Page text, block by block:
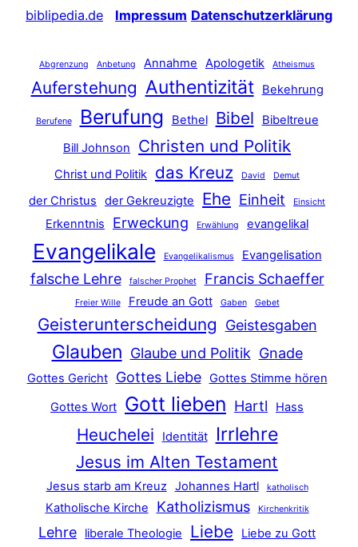
biblipedia.de Impressum Datenschutzerklärung
Abgrenzung Anbetung Annahme Apologetik Atheismus
Auferstehung Authentizität Bekehrung
Berufene Berufung Bethel Bibel
Bibeltreue
Bill Johnson
Christen und Politik
Christ und Politik das Kreuz David Demut
der Christus der Gekreuzigte Ehe Einheit Einsicht
Erkenntnis Erweckung Erwählung evangelikal
Evangelikale Evangelikalismus Evangelisation
falsche Lehre falscher Prophet Francis Schaeffer
Freier Wille Freude an Gott Gaben Gebet
Geisterunterscheidung Geistesgaben
Glauben Glaube und Politik Gnade
Gottes Gericht Gottes Liebe Gottes Stimme hören
Gottes Wort
Gott lieben Hartl Hass
Heuchelei Identität Irrlehre
Jesus im Alten Testament
Jesus starb am Kreuz Johannes Hartl katholisch
Katholische Kirche Katholizismus Kirchenkritik
Lehre liberale Theologie Liebe Liebe zu Gott